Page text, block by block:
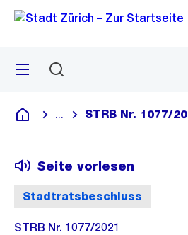
Navigation
Sprunglink
Menü
Deutsch
Blende alle Breadcrumbs ein
STRB Nr. 1077/
Stadtratsbeschluss
Seite vorlesen
STRB Nr. 1077/2021